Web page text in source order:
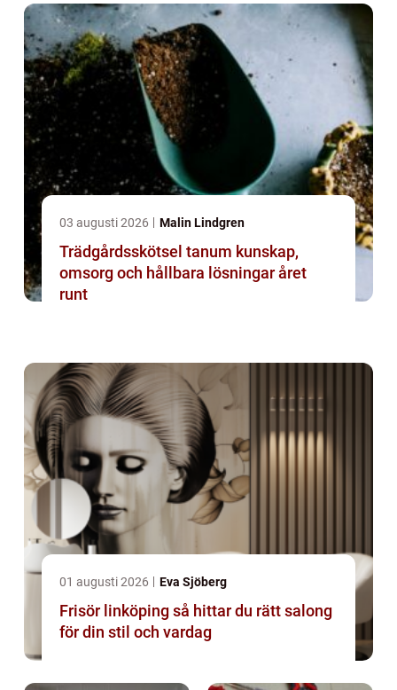
03 augusti 2026 Malin Lindgren
Trädgårdsskötsel tanum kunskap,
omsorg och hållbara lösningar året
runt
01 augusti 2026 Eva Sjöberg
Frisör linköping så hittar du rätt salong
för din stil och vardag